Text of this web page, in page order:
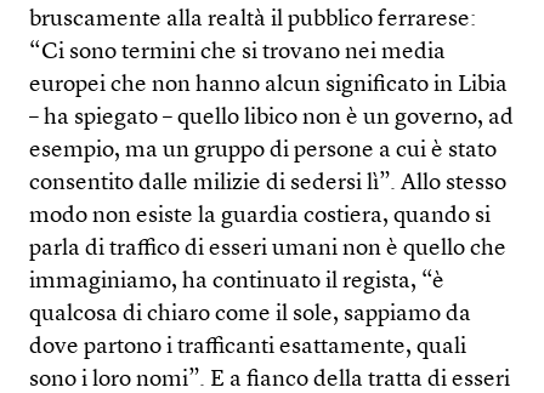
bruscamente alla realtà il pubblico ferrarese:
“Ci sono termini che si trovano nei media
europei che non hanno alcun significato in Libia
– ha spiegato – quello libico non è un governo, ad
esempio, ma un gruppo di persone a cui è stato
consentito dalle milizie di sedersi lì”. Allo stesso
modo non esiste la guardia costiera, quando si
parla di traffico di esseri umani non è quello che
immaginiamo, ha continuato il regista, “è
qualcosa di chiaro come il sole, sappiamo da
dove partono i trafficanti esattamente, quali
sono i loro nomi”. E a fianco della tratta di esseri